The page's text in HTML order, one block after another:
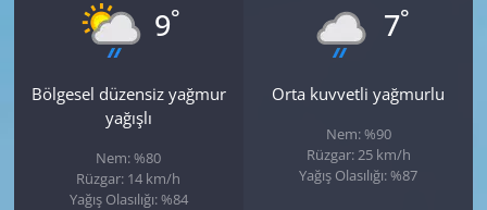
9°
Bölgesel düzensiz yağmur
yağışlı
Nem: %80
Rüzgar: 14 km/h
Yağış Olasılığı: %84
7°
Orta kuvvetli yağmurlu
Nem: %90
Rüzgar: 25 km/h
Yağış Olasılığı: %87